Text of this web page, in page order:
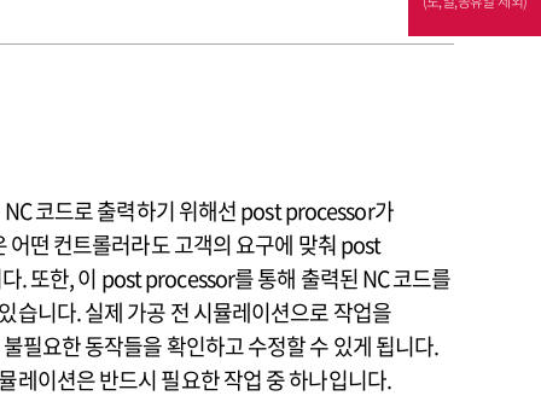
코드로 출력하기 위해선 post processor가
어떤 컨트롤러라도 고객의 요구에 맞춰 post
. 또한, 이 post processor를 통해 출력된 NC 코드를
습니다. 실제 가공 전 시뮬레이션으로 작업을
필요한 동작들을 확인하고 수정할 수 있게 됩니다.
레이션은 반드시 필요한 작업 중 하나입니다.